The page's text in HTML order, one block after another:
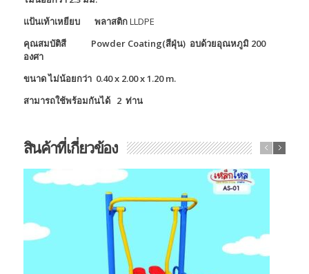
แป้นเท้าเหยียบ พลาสติกLLDPE
คุณสมบัติสี Powder Coating(สีฝุ่น) อบด้วยอุณหภูมิ 200
องศา
ขนาด ไม่น้อยกว่า 0.40 x 2.00 x 1.20 m.
สามารถใช้พร้อมกันได้ 2 ท่าน
สินค้าที่เกี่ยวข้อง